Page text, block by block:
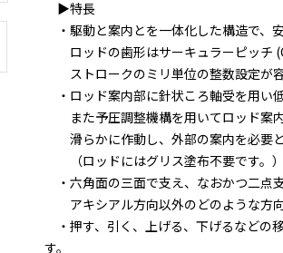
▶特長
・駆動と案内とを一体化した構造で、
ロッドの歯形はサーキュラーピッチ
ストロークのミリ単位の整数設定が容
・ロッド案内部に針状ころ軸受を用い
また予圧調整機構を用いてロッド案
滑らかに作動し、外部の案内を必要と
（ロッドにはグリス塗布不要です。）
・六角面の三面で支え、なおかつ二点
アキシアル方向以外のどのような方向
・押す、引く、上げる、下げるなどの
す。